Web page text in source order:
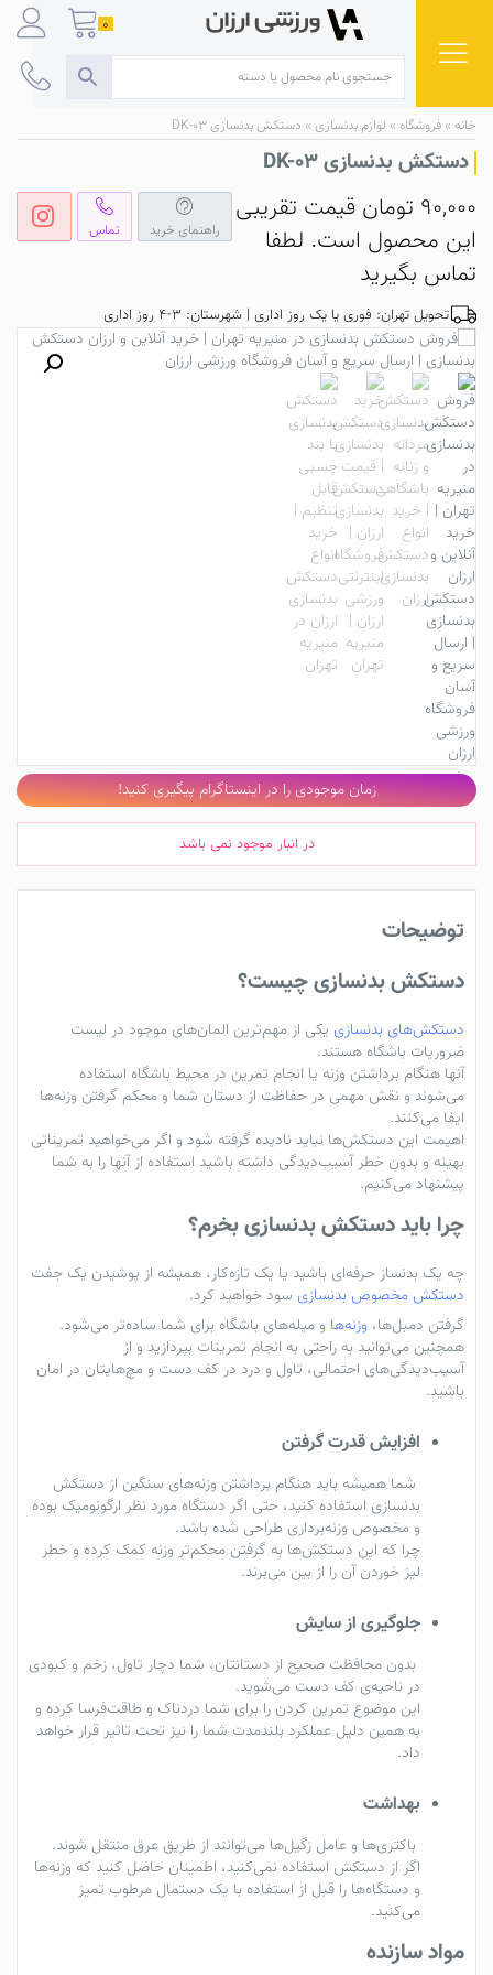
content
0
خانه » فروشگاه » لوازم بدنسازی » دستکش بدنسازی DK-03
دستکش بدنسازی DK-03
راهنمای خرید تماس
90,000 تومان قیمت تقریبی
این محصول است. لطفا
تماس بگیرید
تحویل تهران: فوری یا یک روز اداری | شهرستان: 3-4 روز اداری
زمان موجودی را در اینستاگرام پیگیری کنید!
در انبار موجود نمی باشد
توضیحات
دستکش بدنسازی چیست؟
دستکش‌های بدنسازی یکی از مهم‌ترین المان‌های موجود در لیست
ضروریات باشگاه هستند.
آنها هنگام برداشتن وزنه‌ یا انجام تمرین در محیط باشگاه استفاده
می‌شوند و نقش مهمی در حفاظت از دستان شما و محکم گرفتن وزنه‌ها
ایفا می‌کنند.
اهیمت این دستکش‌ها نباید نادیده گرفته شود و اگر می‌خواهید تمریناتی
بهینه و بدون خطر آسیب‌دیدگی داشته باشید استفاده از آنها را به شما
پیشنهاد می‌کنیم.
چرا باید دستکش بدنسازی بخرم؟
چه یک بدنساز حرفه‌ای باشید یا یک تازه‌کار، همیشه از پوشیدن یک جفت
دستکش مخصوص بدنسازی سود خواهید کرد.
گرفتن دمبل‌ها، وزنه‌ها و میله‌های باشگاه برای شما ساده‌تر می‌شود.
همچنین می‌توانید به راحتی به انجام تمرینات بپردازید و از
آسیب‌دیدگی‌های احتمالی، تاول و درد در کف دست‌ و مچ‌هایتان در امان
باشید.
افزایش قدرت گرفتن
شما همیشه باید هنگام برداشتن وزنه‌های سنگین از دستکش
بدنسازی استفاده کنید، حتی اگر دستگاه مورد نظر ارگونومیک بوده
و مخصوص وزنه‌برداری طراحی شده باشد.
چرا که این دستکش‌ها به گرفتن محکم‌تر وزنه کمک کرده و خطر
لیز خوردن آن را از بین می‌برند.
جلوگیری از سایش
بدون محافظت صحیح از دستانتان، شما دچار تاول، زخم و کبودی
در ناحیه‌ی کف دست می‌شوید.
این موضوع تمرین کردن را برای شما دردناک و طاقت‌فرسا کرده و
به همین دلیل عملکرد بلندمدت شما را نیز تحت تاثیر قرار خواهد
داد.
بهداشت
باکتری‌ها و عامل زگیل‌ها می‌توانند از طریق عرق منتقل شوند.
اگر از دستکش استفاده نمی‌کنید، اطمینان حاصل کنید که وزنه‌ها
و دستگاه‌ها را قبل از استفاده با یک دستمال مرطوب تمیز
می‌کنید.
مواد سازنده